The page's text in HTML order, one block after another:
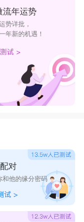
流年运势
势详批，
年新的机遇！
对
和他的缘分密码